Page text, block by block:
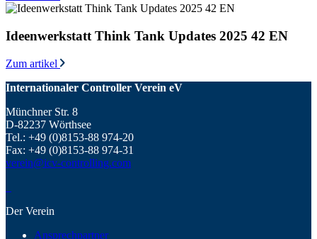
Ideenwerkstatt Think Tank Updates 2025 42 EN
Zum artikel
Internationaler Controller Verein eV
Münchner Str. 8
D-82237 Wörthsee
Tel.: +49 (0)8153-88 974-20
Fax: +49 (0)8153-88 974-31
verein@icv-controlling.com
Der Verein
Ansprechpartner